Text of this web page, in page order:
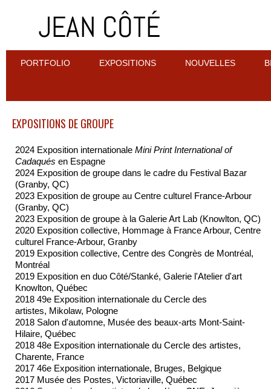
PORTFOLIO EXPOSITIONS NOUVELLES
EXPOSITIONS DE GROUPE
2024 Exposition internationale Mini Print International of
Cadaqués en Espagne
2024 Exposition de groupe dans le cadre du Festival Bazar
(Granby, QC)
2023 Exposition de groupe au Centre culturel France-Arbour
(Granby, QC)
2023 Exposition de groupe à la Galerie Art Lab (Knowlton, QC)
2020 Exposition collective, Hommage à France Arbour, Centre
culturel France-Arbour, Granby
2019 Exposition collective, Centre des Congrès de Montréal,
Montréal
2019 Exposition en duo Côté/Stanké, Galerie l'Atelier d'art
Knowlton, Québec
2018 49e Exposition internationale du Cercle des
artistes, Mikolaw, Pologne
2018 Salon d'automne, Musée des beaux-arts Mont-Saint-
Hilaire, Québec
2018 48e Exposition internationale du Cercle des artistes,
Charente, France
2017 46e Exposition internationale, Bruges, Belgique
2017 Musée des Postes, Victoriaville, Québec